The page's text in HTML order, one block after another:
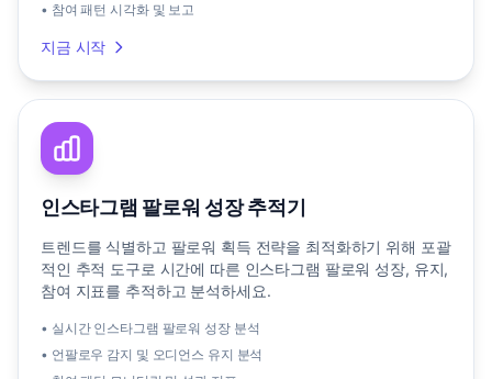
• 참여 패턴 시각화 및 보고
지금 시작
인스타그램 팔로워 성장 추적기
트렌드를 식별하고 팔로워 획득 전략을 최적화하기 위해 포괄
적인 추적 도구로 시간에 따른 인스타그램 팔로워 성장, 유지,
참여 지표를 추적하고 분석하세요.
• 실시간 인스타그램 팔로워 성장 분석
• 언팔로우 감지 및 오디언스 유지 분석